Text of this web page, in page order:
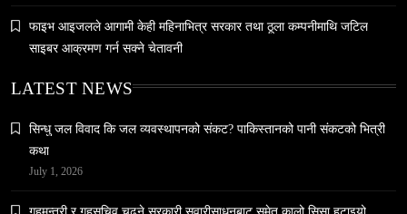
नेपालको वन्यजन्तु पर्यटन प्रवर्द्धनमा महत्वपूर्ण योगदान
फाइभ आइजलले आगामी केही महिनाभित्र सरकार तथा ठूला कम्पनीमाथि जटिल
साइबर आक्रमण गर्न सक्ने चेतावनी
LATEST NEWS
सिन्धु जल विवाद कि जल व्यवस्थापनको संकट? पाकिस्तानको पानी संकटको भित्री
कथा
July 1, 2026